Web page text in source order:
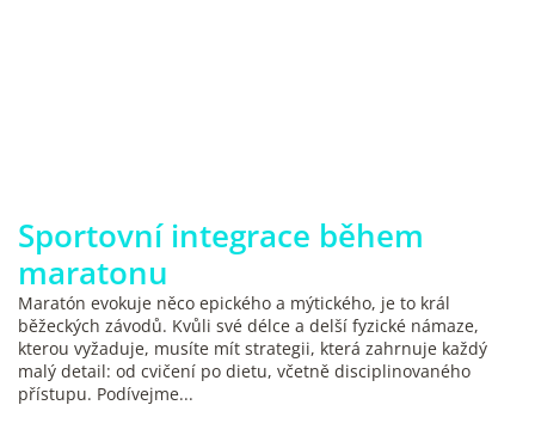
Sportovní integrace během
maratonu
Maratón evokuje něco epického a mýtického, je to král
běžeckých závodů. Kvůli své délce a delší fyzické námaze,
kterou vyžaduje, musíte mít strategii, která zahrnuje každý
malý detail: od cvičení po dietu, včetně disciplinovaného
přístupu. Podívejme...